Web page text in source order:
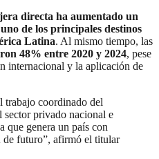
directa ha aumentado un
uno de los principales destinos
Latina. Al mismo tiempo, las
48% entre 2020 y 2024, pese
internacional y la aplicación de
trabajo coordinado del
privado nacional e
que genera un país con
futuro”, afirmó el titular